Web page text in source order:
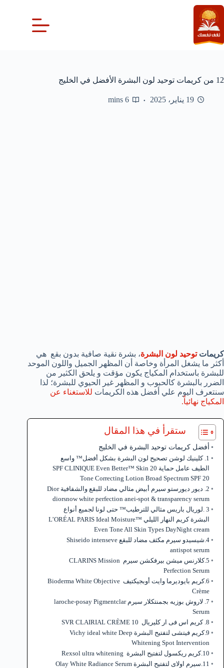
التجاوز
إلى
المحتوى
12 من كريمات توحيد لون البشرة الأفضل في الخليج
19 يناير، 2025 6 mins
كريماتتوحيد لون البشرة، بشرة نقية صافية بدون بقع هي
أكثر ما يشغل المرأة وخاصة أن المظهر الجميل واللون الموحد
للبشرة باستخدام المكياج يكون مؤقت و يلحق الكثير من
الضرر بالبشرة كالحبوب و المظهر غير الحيوي للبشرة؛ لذا
سنتعرف اليوم علي أفضل هذه الكريمات للاستغناء عن
المكياج نهائياً.
ستقرأ في هذا المقال
أفضل كريمات توحيد البشرة في الخليج
1. كلينيك لوشن تصحيح لون البشرة بشكل أفضل™ واسع
الطيف عامل حماية 20 SPF CLINIQUE Even Better™ Skin
Tone Correcting Lotion Broad Spectrum SPF 20
2. ديور ديورستو سيرم أبيض مثالي مضاد للبقع والشفافية Dior
diorsnow white perfection anei-spot & transparency serum
3 .لوريال باريس مثالي للترطيب™ حتى لونا لجميع أنواع
البشرة كريم النهار الليلي L’ORÉAL PARIS Ideal Moisture™
Even Tone All Skin Types DayNight cream
4.شيسيدو سيرم مكثف مضاد للبقع Shiseido intenseve
antispot serum
5.كلارنس ميشن بيرفكشن سيرم CLARINS Mission
Perfection Serum
6.كريم بايوديرما وايت أوبجيكتيف Bioderma White Objective
Crème
7. لاروش بوزيه بجمنتكلار سيرم laroche-posay Pigmentclar
Serum
8. كريم اس فى ار كليريال SVR CLAIRIAL CRÈME 10
9.كريم فيتشى لتفتيح البشرة Vichy ideal white Deep
Whitening Spot Intervention
10.كريم ريكسول لتفتيح البشرة Rexsol ultra whitening
11.سيرم اولاى لتفتيح البشرة Olay White Radiance Serum